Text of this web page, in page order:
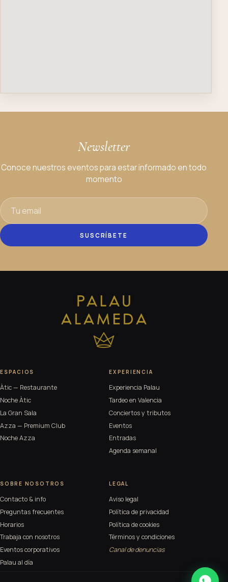
Newsletter
Conoce nuestros eventos para estar informado en todo
momento
SUSCRÍBETE
ESPACIOS
Àtic — Restaurante
Noche Àtic
La Gran Sala
Azza — Premium Club
Noche Azza
EXPERIENCIA
Experiencia Palau
Tardeo en Valencia
Conciertos y tributos
Eventos
Entradas
Agenda semanal
SOBRE NOSOTROS
Contacto & info
Preguntas frecuentes
Horarios
Trabaja con nosotros
Eventos corporativos
Palau al día
LEGAL
Aviso legal
Política de privacidad
Política de cookies
Términos y condiciones
Canal de denuncias